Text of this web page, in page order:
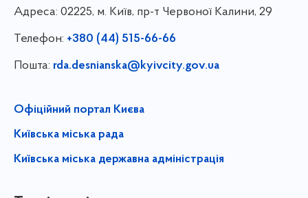
Адреса: 02225, м. Київ, пр-т Червоної Калини, 29
Телефон: +380 (44) 515-66-66
Пошта: rda.desnianska@kyivcity.gov.ua
Офіційний портал Києва
Київська міська рада
Київська міська державна адміністрація